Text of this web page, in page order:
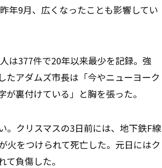
年9月、広くなったことも影響してい
は377件で20年以来最少を記録。強
たアダムズ市長は「今やニューヨーク
裏付けている」と胸を張った。
。クリスマスの3日前には、地下鉄F線
火をつけられて死亡した。元日にはク
負傷した。